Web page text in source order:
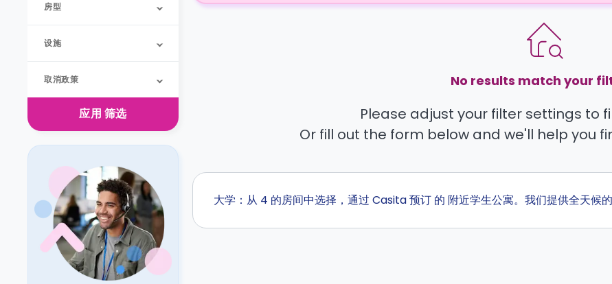
房型
设施
取消政策
应用 筛选
No results match your
Please adjust your filter settings to
Or fill out the form below and we'll help you
大学：从 4 的房间中选择，通过 Casita 预订 的 附近学生公寓。我们提供全天候的